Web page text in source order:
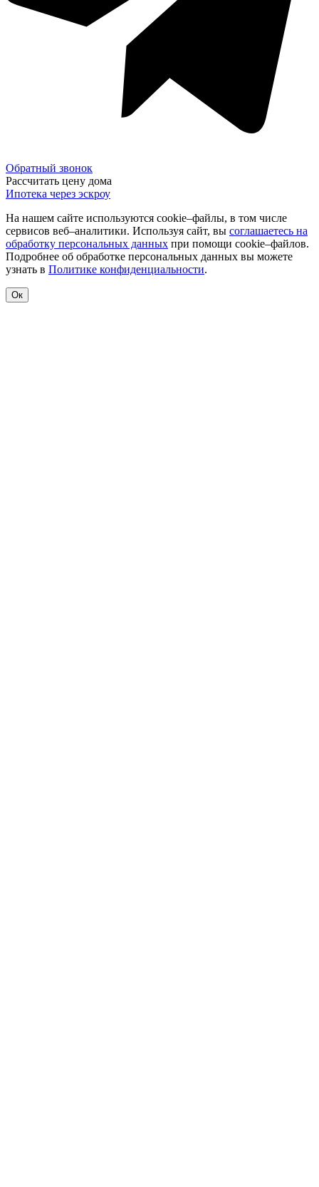
Обратный звонок
Рассчитать цену дома
Ипотека через эскроу
На нашем сайте используются cookie–файлы, в том числе
сервисов веб–аналитики. Используя сайт, вы соглашаетесь на
обработку персональных данных при помощи cookie–файлов.
Подробнее об обработке персональных данных вы можете
узнать в Политике конфиденциальности.
Ок